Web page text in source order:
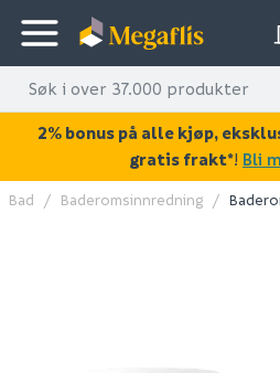
KAN DISSE VÆRE
Bad Baderomsinnredning
2% bonus på alle kjøp,
gratis frakt*! Bli